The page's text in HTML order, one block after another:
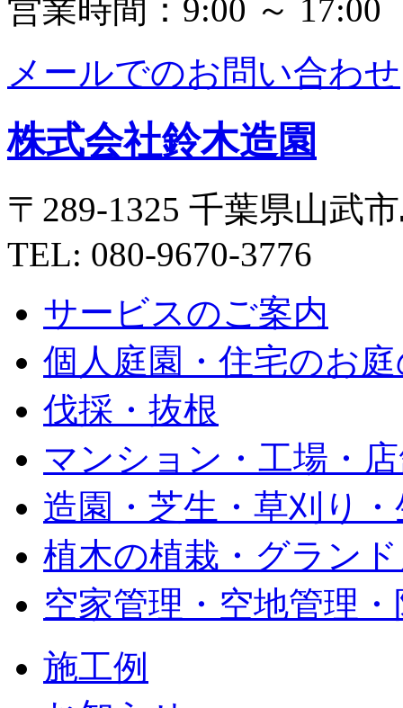
営業時間：9:00 ～ 17:00
メールでのお問い合わせ
株式会社鈴木造園
〒289-1325 千葉県山武
TEL: 080-9670-3776
サービスのご案内
個人庭園・住宅のお
伐採・抜根
マンション・工場・
造園・芝生・草刈り
植木の植栽・グラン
空家管理・空地管理
施工例